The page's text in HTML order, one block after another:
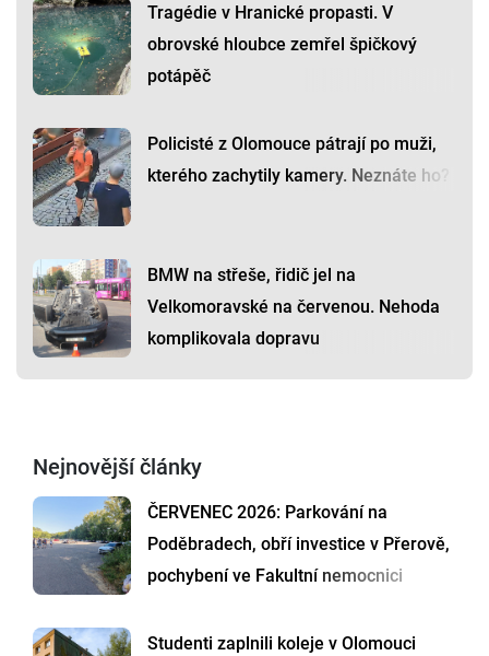
Tragédie v Hranické propasti. V
obrovské hloubce zemřel špičkový
potápěč
Policisté z Olomouce pátrají po muži,
kterého zachytily kamery. Neznáte ho?
BMW na střeše, řidič jel na
Velkomoravské na červenou. Nehoda
komplikovala dopravu
Nejnovější články
ČERVENEC 2026: Parkování na
Poděbradech, obří investice v Přerově,
pochybení ve Fakultní nemocnici
Studenti zaplnili koleje v Olomouci